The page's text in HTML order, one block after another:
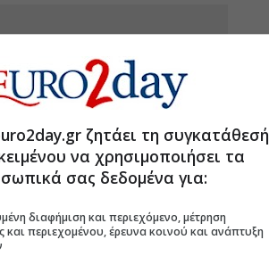
ζητάει τη συγκατάθεσή
να χρησιμοποιήσει τα
σας δεδομένα για:
διαφήμιση και περιεχόμενο, μέτρηση
και περιεχομένου, έρευνα κοινού και ανάπτυξη